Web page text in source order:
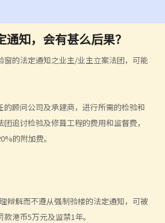
知，会有甚么后果？
窗的法定通知之业主/业主立案法团，可能
的顾问公司及承建商，进行所需的检验和
追讨检验及修葺工程的费用和监督费，
的附加费。
辩解而不遵从强制验楼的法定通知，可被
港币5万元及监禁1年。
法律责任
物损失吗？
要性